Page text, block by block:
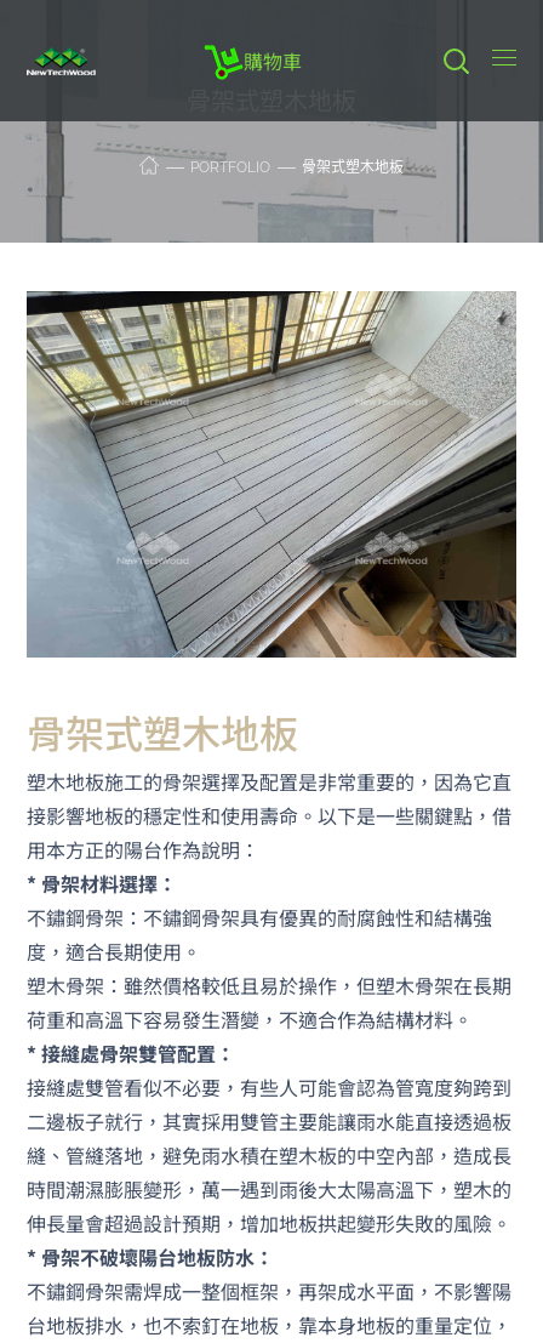
購物車
PORTFOLIO 骨架式塑木地板
骨架式塑木地板
塑木地板施工的骨架選擇及配置是非常重要的，因為它直
接影響地板的穩定性和使用壽命。以下是一些關鍵點，借
用本方正的陽台作為說明：
* 骨架材料選擇：
不鏽鋼骨架：不鏽鋼骨架具有優異的耐腐蝕性和結構強
度，適合長期使用。
塑木骨架：雖然價格較低且易於操作，但塑木骨架在長期
荷重和高溫下容易發生潛變，不適合作為結構材料。
* 接縫處骨架雙管配置：
接縫處雙管看似不必要，有些人可能會認為管寬度夠跨到
二邊板子就行，其實採用雙管主要能讓雨水能直接透過板
縫、管縫落地，避免雨水積在塑木板的中空內部，造成長
時間潮濕膨脹變形，萬一遇到雨後大太陽高溫下，塑木的
伸長量會超過設計預期，增加地板拱起變形失敗的風險。
* 骨架不破壞陽台地板防水：
不鏽鋼骨架需焊成一整個框架，再架成水平面，不影響陽
台地板排水，也不索釘在地板，靠本身地板的重量定位，